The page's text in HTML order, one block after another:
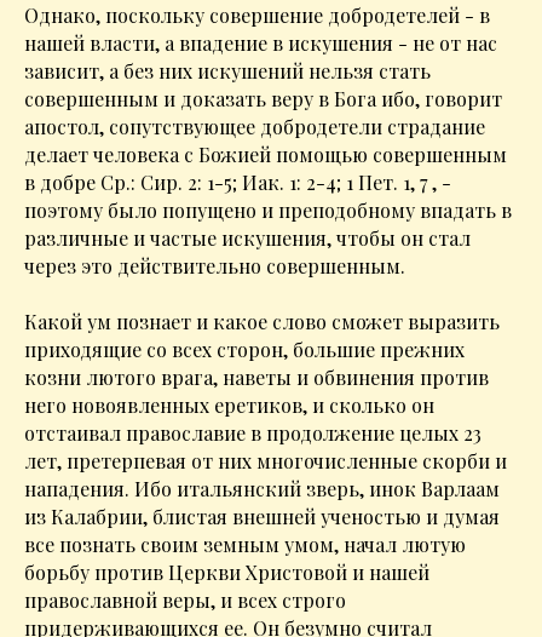
Однако, поскольку совершение добродетелей - в
нашей власти, а впадение в искушения - не от нас
зависит, а без них искушений нельзя стать
совершенным и доказать веру в Бога ибо, говорит
апостол, сопутствующее добродетели страдание
делает человека с Божией помощью совершенным
в добре Ср.: Сир. 2: 1-5; Иак. 1: 2-4; 1 Пет. 1, 7 , -
поэтому было попущено и преподобному впадать в
различные и частые искушения, чтобы он стал
через это действительно совершенным.
Какой ум познает и какое слово сможет выразить
приходящие со всех сторон, большие прежних
козни лютого врага, наветы и обвинения против
него новоявленных еретиков, и сколько он
отстаивал православие в продолжение целых 23
лет, претерпевая от них многочисленные скорби и
нападения. Ибо итальянский зверь, инок Варлаам
из Калабрии, блистая внешней ученостью и думая
все познать своим земным умом, начал лютую
борьбу против Церкви Христовой и нашей
православной веры, и всех строго
придерживающихся ее. Он безумно считал